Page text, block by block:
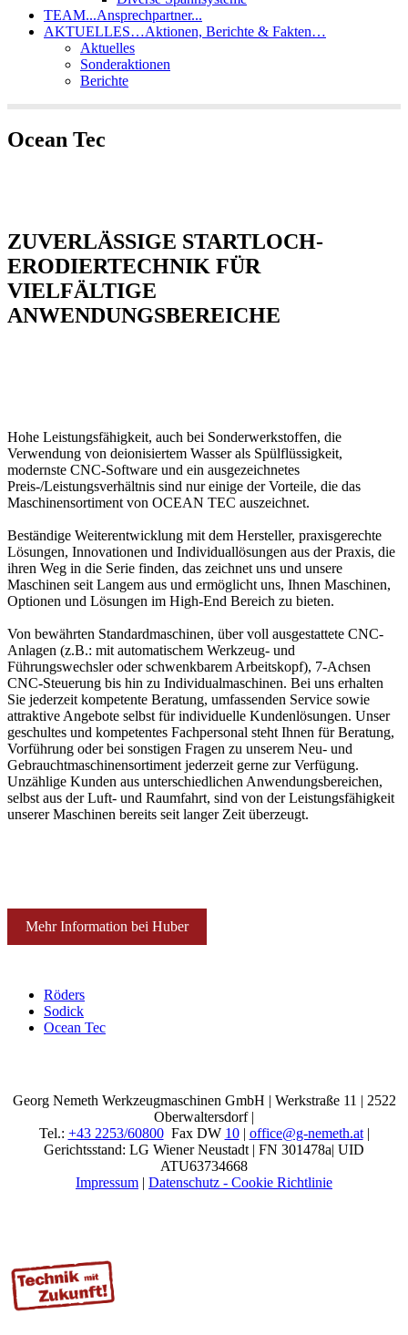
TEAM...Ansprechpartner...
AKTUELLES…Aktionen, Berichte & Fakten…
Aktuelles
Sonderaktionen
Berichte
Ocean Tec
ZUVERLÄSSIGE STARTLOCH-
ERODIERTECHNIK FÜR
VIELFÄLTIGE
ANWENDUNGSBEREICHE
Hohe Leistungsfähigkeit, auch bei Sonderwerkstoffen, die
Verwendung von deionisiertem Wasser als Spülflüssigkeit,
modernste CNC-Software und ein ausgezeichnetes
Preis-/Leistungsverhältnis sind nur einige der Vorteile, die das
Maschinensortiment von OCEAN TEC auszeichnet.
Beständige Weiterentwicklung mit dem Hersteller, praxisgerechte
Lösungen, Innovationen und Individuallösungen aus der Praxis, die
ihren Weg in die Serie finden, das zeichnet uns und unsere
Maschinen seit Langem aus und ermöglicht uns, Ihnen Maschinen,
Optionen und Lösungen im High-End Bereich zu bieten.
Von bewährten Standardmaschinen, über voll ausgestattete CNC-
Anlagen (z.B.: mit automatischem Werkzeug- und
Führungswechsler oder schwenkbarem Arbeitskopf), 7-Achsen
CNC-Steuerung bis hin zu Individualmaschinen. Bei uns erhalten
Sie jederzeit kompetente Beratung, umfassenden Service sowie
attraktive Angebote selbst für individuelle Kundenlösungen. Unser
geschultes und kompetentes Fachpersonal steht Ihnen für Beratung,
Vorführung oder bei sonstigen Fragen zu unserem Neu- und
Gebrauchtmaschinensortiment jederzeit gerne zur Verfügung.
Unzählige Kunden aus unterschiedlichen Anwendungsbereichen,
selbst aus der Luft- und Raumfahrt, sind von der Leistungsfähigkeit
unserer Maschinen bereits seit langer Zeit überzeugt.
Mehr Information bei Huber
Röders
Sodick
Ocean Tec
Georg Nemeth Werkzeugmaschinen GmbH | Werkstraße 11 | 2522
Oberwaltersdorf |
Tel.: +43 2253/60800Fax DW 10| office@g-nemeth.at|
Gerichtsstand: LG Wiener Neustadt | FN 301478a| UID
ATU63734668
Impressum | Datenschutz - Cookie Richtlinie